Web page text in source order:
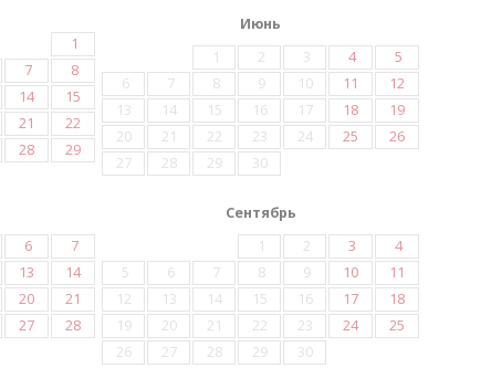
1
7
8
14
15
21
22
28
29
Июнь
1
2 3 4
5
6
7 8 9 10 11
12
13
14 15 16 17 18
19
20
21 22 23 24 25
26
27
28 29 30
6
7
13
14
20
21
27
28
Сентябрь
1
2 3
4
5
6 7 8 9 10
11
12
13 14 15 16 17
18
19
20 21 22 23 24
25
26
27 28 29 30